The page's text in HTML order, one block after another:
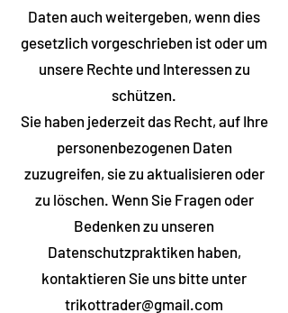
Daten auch weitergeben, wenn dies
gesetzlich vorgeschrieben ist oder um
unsere Rechte und Interessen zu
schützen.
Sie haben jederzeit das Recht, auf Ihre
personenbezogenen Daten
zuzugreifen, sie zu aktualisieren oder
zu löschen. Wenn Sie Fragen oder
Bedenken zu unseren
Datenschutzpraktiken haben,
kontaktieren Sie uns bitte unter
trikottrader@gmail.com